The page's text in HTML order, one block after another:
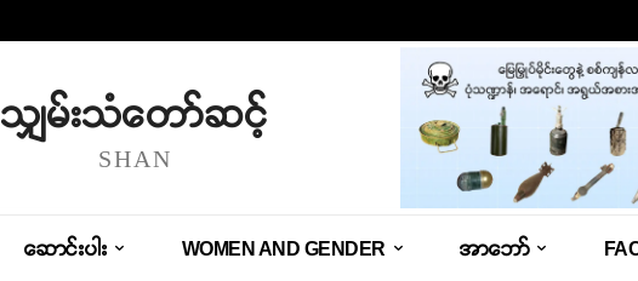
သျှမ်းသံတော်ဆင့်
SHAN
ဆောင်းပါး WOMEN AND GENDER အာဘော်